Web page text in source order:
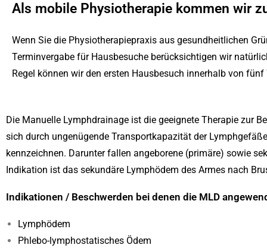
Als mobile Physiotherapie kommen wir
Wenn Sie die Physiotherapiepraxis aus gesundheitlichen
Terminvergabe für Hausbesuche berücksichtigen wir
Regel können wir den ersten Hausbesuch innerhalb von
Die Manuelle Lymphdrainage ist die geeignete Therapie zur
sich durch ungenügende Transportkapazität der
kennzeichnen. Darunter fallen angeborene (primäre) sowie
Indikation ist das sekundäre Lymphödem des Armes nach
Indikationen / Beschwerden bei denen die MLD
Lymphödem
Phlebo-lymphostatisches Ödem